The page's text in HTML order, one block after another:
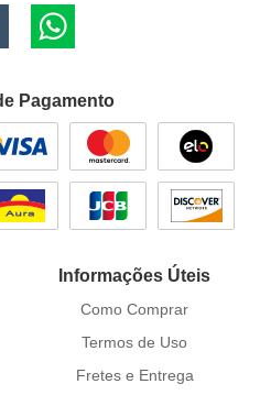
Pagamento
Informações Úteis
Como Comprar
Termos de Uso
Fretes e Entrega